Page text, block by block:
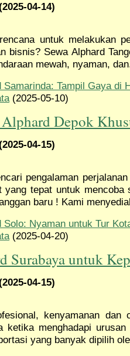
04-14)
untuk melakukan
bisnis? Sewa Alphard
mewah, nyaman,
Samarinda: Tampil Gaya di
(2025-05-10)
Depok
04-15)
pengalaman
yang tepat untuk mencoba
baru ! Kami
Solo: Nyaman untuk Tur
(2025-04-20)
Surabaya untuk
04-15)
kenyamanan
ketika menghadapi
yang banyak dipilih